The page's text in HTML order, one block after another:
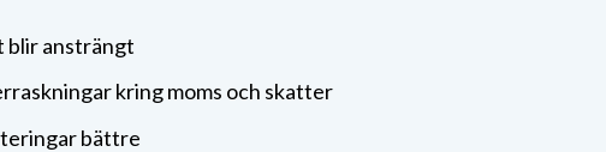
blir ansträngt
kring moms och skatter
bättre